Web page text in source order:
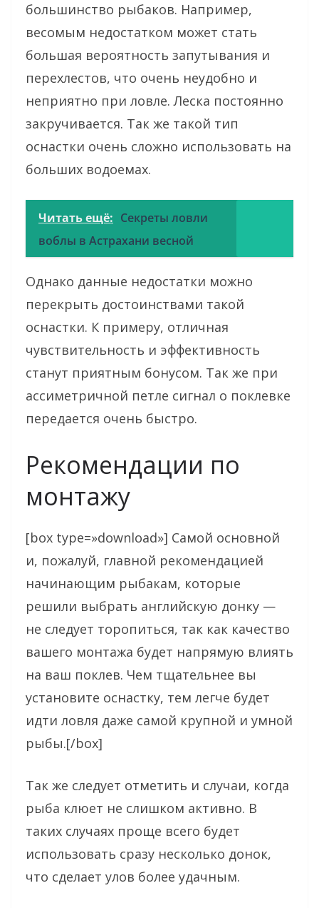
большинство рыбаков. Например,
весомым недостатком может стать
большая вероятность запутывания и
перехлестов, что очень неудобно и
неприятно при ловле. Леска постоянно
закручивается. Так же такой тип
оснастки очень сложно использовать на
больших водоемах.
Читать ещё: Секреты ловли
воблы в Астрахани весной
Однако данные недостатки можно
перекрыть достоинствами такой
оснастки. К примеру, отличная
чувствительность и эффективность
станут приятным бонусом. Так же при
ассиметричной петле сигнал о поклевке
передается очень быстро.
Рекомендации по
монтажу
[box type=»download»] Самой основной
и, пожалуй, главной рекомендацией
начинающим рыбакам, которые
решили выбрать английскую донку —
не следует торопиться, так как качество
вашего монтажа будет напрямую влиять
на ваш поклев. Чем тщательнее вы
установите оснастку, тем легче будет
идти ловля даже самой крупной и умной
рыбы.[/box]
Так же следует отметить и случаи, когда
рыба клюет не слишком активно. В
таких случаях проще всего будет
использовать сразу несколько донок,
что сделает улов более удачным.